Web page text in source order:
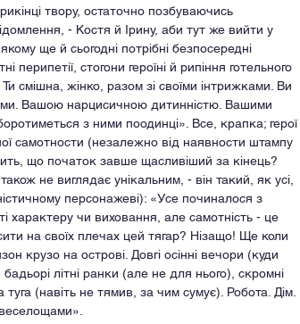
твору, остаточно позбуваючись
- Костя й Ірину, аби тут же вийти у
ще й сьогодні потрібні безпосередні
стогони героїні й рипіння готельного
смішна, жінко, разом зі своїми інтрижками. Ви
Вашою нарцисичною дитинністю. Вашими
з ними поодинці». Все, крапка; герої
самотности (незалежно від наявности штампу
що початок завше щасливіший за кінець?
не виглядає унікальним, - він такий, як усі,
персонажеві): «Усе починалося з
характеру чи виховання, але самотність - це
на своїх плечах цей тягар? Нізащо! Ще коли
крузо на острові. Довгі осінні вечори (куди
літні ранки (але не для нього), скромні
(навіть не тямив, за чим сумує). Робота. Дім.